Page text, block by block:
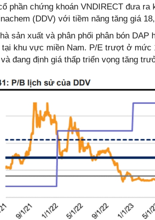
phần chứng khoán VNDIRECT đưa
(DDV) với tiềm năng tăng giá
sản xuất và phân phối phân bón
tại khu vực miền Nam. P/E trượt ở
đang định giá thấp triển vọng tăng